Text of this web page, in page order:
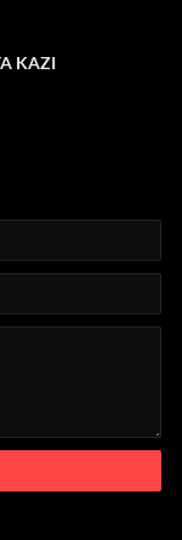
KAZI